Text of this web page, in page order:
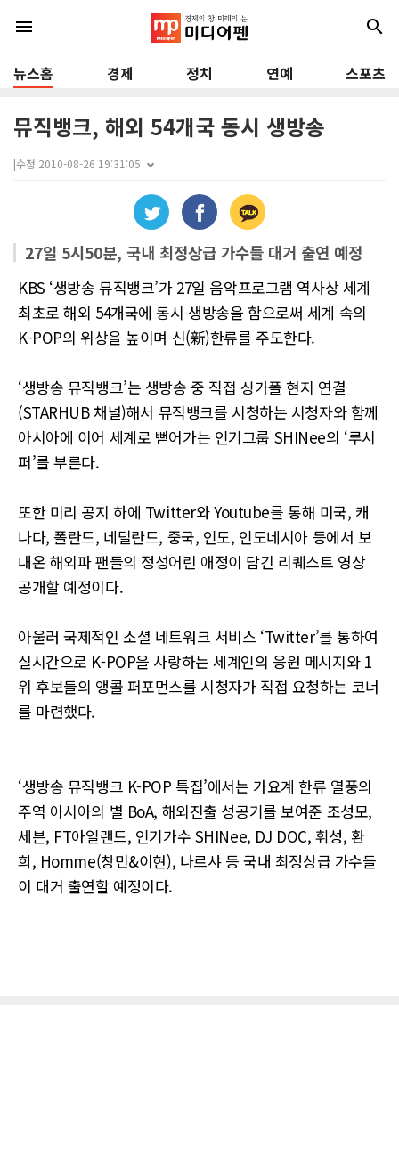
menu search
뉴스홈 경제 정치 연예 스포츠
뮤직뱅크, 해외 54개국 동시 생방송
|수정 2010-08-26 19:31:05
27일 5시50분, 국내 최정상급 가수들 대거 출연 예정
KBS ‘생방송 뮤직뱅크’가 27일 음악프로그램 역사상 세계
최초로 해외 54개국에 동시 생방송을 함으로써 세계 속의
K-POP의 위상을 높이며 신(新)한류를 주도한다.
‘생방송 뮤직뱅크’는 생방송 중 직접 싱가폴 현지 연결
(STARHUB 채널)해서 뮤직뱅크를 시청하는 시청자와 함께
아시아에 이어 세계로 뻗어가는 인기그룹 SHINee의 ‘루시
퍼’를 부른다.
또한 미리 공지 하에 Twitter와 Youtube를 통해 미국, 캐
나다, 폴란드, 네덜란드, 중국, 인도, 인도네시아 등에서 보
내온 해외파 팬들의 정성어린 애정이 담긴 리퀘스트 영상
공개할 예정이다.
아울러 국제적인 소셜 네트워크 서비스 ‘Twitter’를 통하여
실시간으로 K-POP을 사랑하는 세계인의 응원 메시지와 1
위 후보들의 앵콜 퍼포먼스를 시청자가 직접 요청하는 코너
를 마련했다.
‘생방송 뮤직뱅크 K-POP 특집’에서는 가요계 한류 열풍의
주역 아시아의 별 BoA, 해외진출 성공기를 보여준 조성모,
세븐, FT아일랜드, 인기가수 SHINee, DJ DOC, 휘성, 환
희, Homme(창민&이현), 나르샤 등 국내 최정상급 가수들
이 대거 출연할 예정이다.